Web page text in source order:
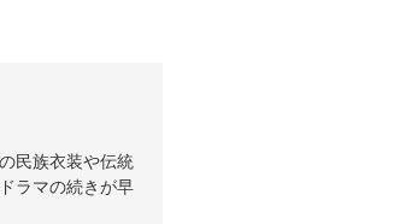
民族衣装や伝統
ラマの続きが早